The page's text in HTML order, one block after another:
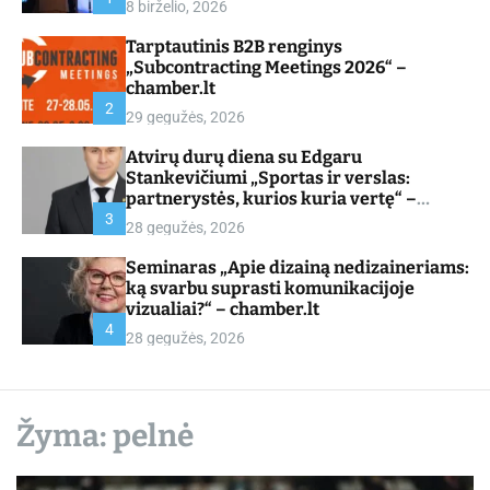
8 birželio, 2026
2
Tarptautinis B2B renginys
„Subcontracting Meetings 2026“ –
chamber.lt
29 gegužės, 2026
3
Atvirų durų diena su Edgaru
Stankevičiumi „Sportas ir verslas:
partnerystės, kurios kuria vertę“ –
chamber.lt
28 gegužės, 2026
4
Seminaras „Apie dizainą nedizaineriams:
ką svarbu suprasti komunikacijoje
vizualiai?“ – chamber.lt
28 gegužės, 2026
Žyma:pelnė